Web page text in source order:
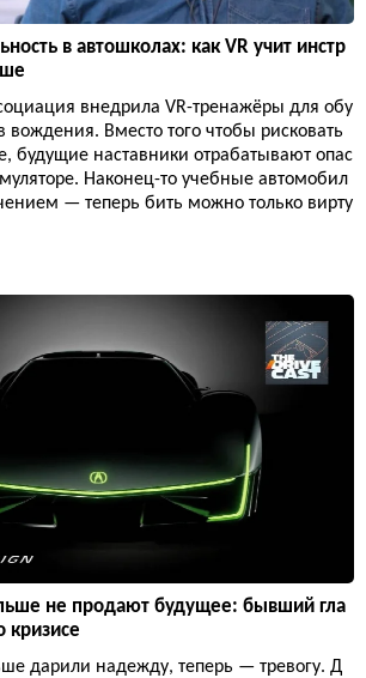
в автошколах: как VR учит инстр
внедрила VR-тренажёры для обу
вождения. Вместо того чтобы рисковать
будущие наставники отрабатывают опас
Наконец-то учебные автомобил
— теперь бить можно только вирту
не продают будущее: бывший гла
кризисе
дарили надежду, теперь — тревогу. Д